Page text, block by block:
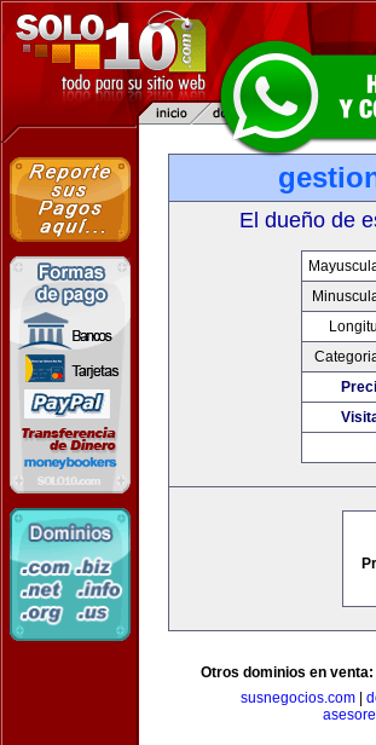
El dueño de
Otros dominios en venta:
susnegocios.com|